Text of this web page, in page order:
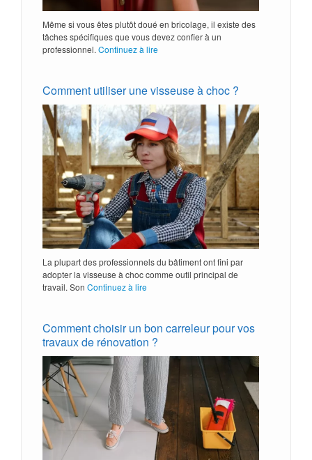
Même si vous êtes plutôt doué en bricolage, il existe des
tâches spécifiques que vous devez confier à un
professionnel. Continuez à lire
Comment utiliser une visseuse à choc ?
La plupart des professionnels du bâtiment ont fini par
adopter la visseuse à choc comme outil principal de
travail. Son Continuez à lire
Comment choisir un bon carreleur pour vos
travaux de rénovation ?